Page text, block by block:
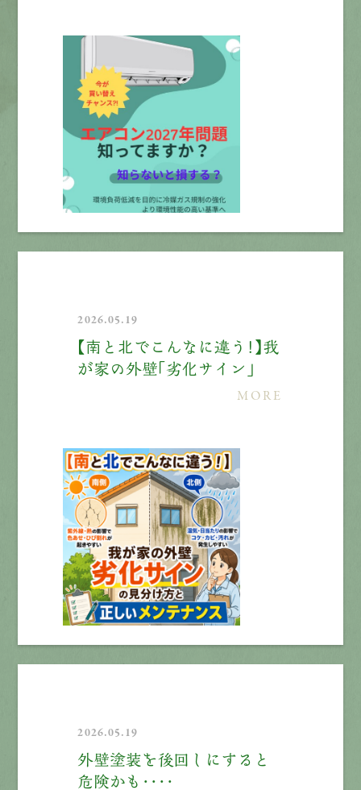
2026.05.19
【南と北でこんなに違う！】我
が家の外壁「劣化サイン」
MORE
2026.05.19
外壁塗装を後回しにすると
危険かも・・・・